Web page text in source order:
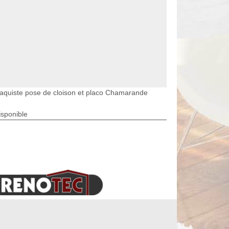
pose de cloison et placo Chamarande